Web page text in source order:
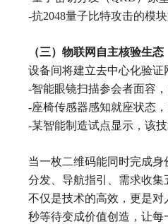
-抗2048量子比特攻击的模
（三）物联网自主核验生态
设备间将建立去中心化验证
-智能眼镜扫描参会者面容
-座椅传感器感知就座状态
-某智能制造试点显示，该
当一枚二维码能同时完成
分发、导航指引、需求收
不仅是技术的高效，更是
秒等待变成价值创造，让